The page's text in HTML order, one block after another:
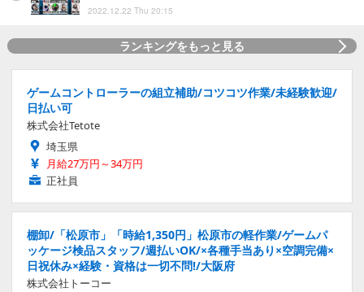
2022.12.22 Thu 20:15
ランキングをもっと見る
ゲームコントローラーの組立補助/コツコツ作業/未経験歓迎/
日払い可
株式会社Tetote
埼玉県
月給27万円～34万円
正社員
棚卸/「松原市」「時給1,350円」松原市の軽作業/ゲームパ
ッケージ検品スタッフ/週払いOK/×各種手当あり×空調完備×
日祝休み×経験・資格は一切不問!/大阪府
株式会社トーコー